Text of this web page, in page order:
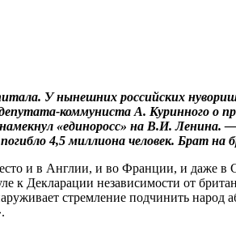
У нынешних российских
коммуниста А. Куринного о
«единоросс» на В.И.
4,5 миллиона человек. Брат
и в Англии, и во Франции, и даже в
к Декларации независимости от
стремление подчинить народ